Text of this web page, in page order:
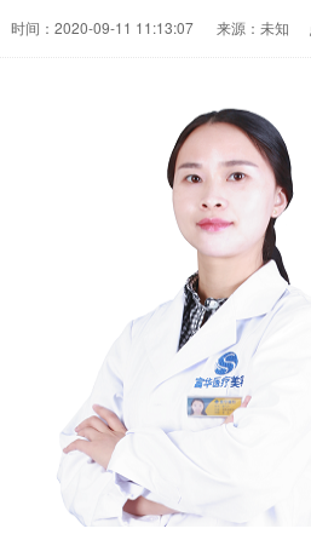
时间：2020-09-11 11:13:07 来源：未知